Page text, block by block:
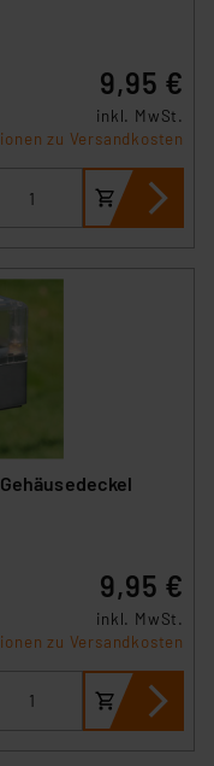
9,95 €
inkl. MwSt.
zu Versandkosten
9,95 €
inkl. MwSt.
zu Versandkosten